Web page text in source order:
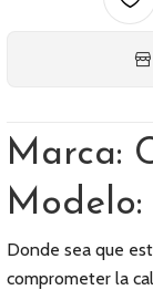
Marca:
Modelo:
Donde sea que
comprometer la